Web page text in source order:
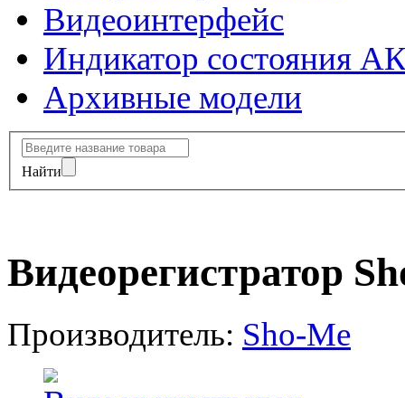
Видеоинтерфейс
Индикатор состояния
Архивные модели
Найти
Видеорегистратор
Производитель: Sho-Me